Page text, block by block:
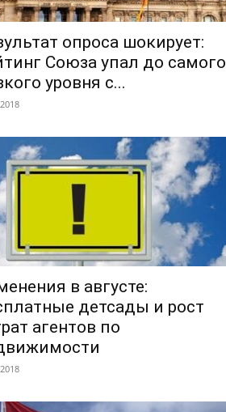
опроса шокирует:
Союза упал до самого
уровня с...
в августе:
детсады и рост
агентов по